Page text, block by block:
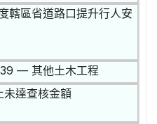
轄區省道路口提升行人安
— 其他土木工程
未達查核金額